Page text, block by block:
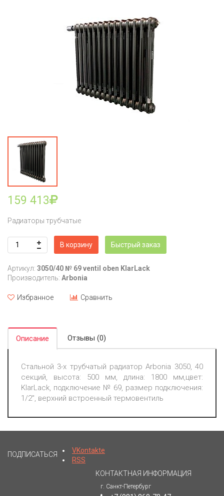
159 413
Радиаторы трубчатые
В корзину Быстрый заказ
Артикул: 3050/40 № 69 ventil oben KlarLack
Производитель: Arbonia
Избранное Сравнить
Описание Отзывы (0)
Стальной 3-х трубчатый радиатор Arbonia 3050, 40
секций, высота: 500 мм, длина: 1800 мм,цвет:
KlarLack, подключение № 69, размер подключения:
1/2", верхний встроенный термовентиль
ПОДПИСАТЬСЯ
VKontakte
RSS
КОНТАКТНАЯ ИНФОРМАЦИЯ
г. Санкт-Петербург